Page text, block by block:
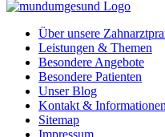
Über unsere
Leistungen & Themen
Besondere Angebote
Besondere Patienten
Unser Blog
Kontakt & Informationen
Sitemap